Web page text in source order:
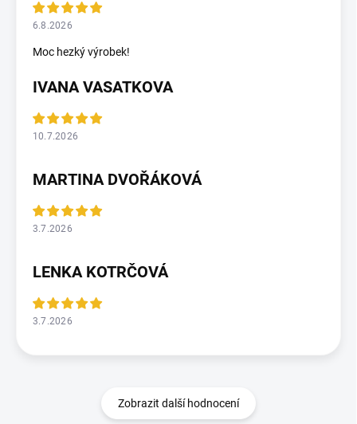
6.8.2026
Moc hezký výrobek!
IVANA VASATKOVA
10.7.2026
MARTINA DVOŘÁKOVÁ
3.7.2026
LENKA KOTRČOVÁ
3.7.2026
Zobrazit další hodnocení